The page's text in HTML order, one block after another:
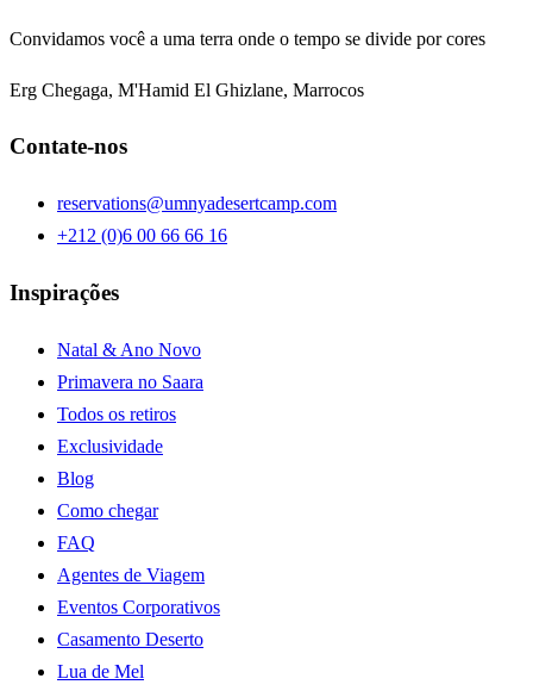
Convidamos você a uma terra onde o tempo se divide por cores
Erg Chegaga, M'Hamid El Ghizlane, Marrocos
Contate-nos
reservations@umnyadesertcamp.com
+212 (0)6 00 66 66 16
Inspirações
Natal & Ano Novo
Primavera no Saara
Todos os retiros
Exclusividade
Blog
Como chegar
FAQ
Agentes de Viagem
Eventos Corporativos
Casamento Deserto
Lua de Mel